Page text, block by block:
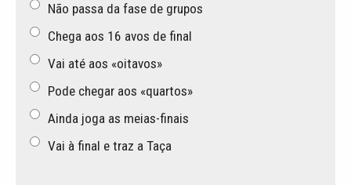
Não passa da fase de grupos
Chega aos 16 avos de final
Vai até aos «oitavos»
Pode chegar aos «quartos»
Ainda joga as meias-finais
Vai à final e traz a Taça